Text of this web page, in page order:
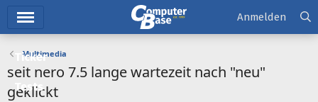
Ticker
Tests
Anmelden
Multimedia
seit nero 7.5 lange wartezeit nach "neu"
geklickt